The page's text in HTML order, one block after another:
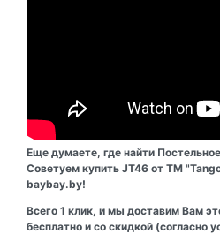
Еще думаете, где найти
Советуем купить JT46 от ТМ
baybay.by!
Всего 1 клик, и мы доставим Вам
бесплатно и со скидкой (согласно